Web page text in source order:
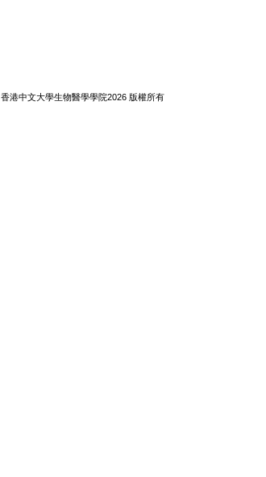
香港中文大學生物醫學學院2026 版權所有